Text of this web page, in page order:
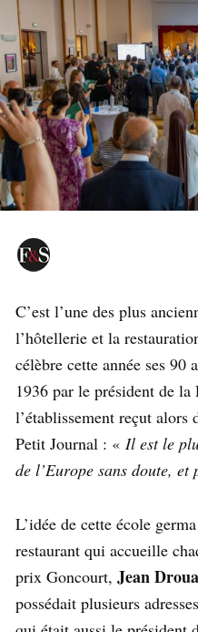
C’est l’une des plus
l’hôtellerie et la
célèbre cette année ses 90
1936 par le président de
l’établissement reçut alors
Petit Journal : « Il est le
de l’Europe sans doute, et
L’idée de cette école
restaurant qui accueille
prix Goncourt, Jean
possédait plusieurs